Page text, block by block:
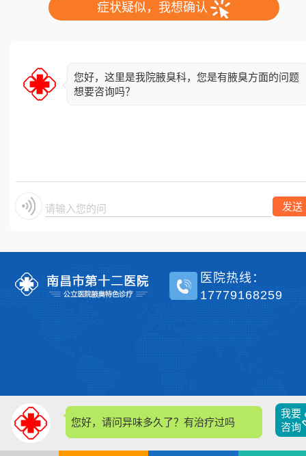
症状疑似，我想确认
您好，这里是我院腋臭科，您是有腋臭方面的问题
想要咨询吗？
请输入您的问题 发送
您好，请问异味多久了？有治疗过吗？
我要
咨询
医院热线：
17779168259